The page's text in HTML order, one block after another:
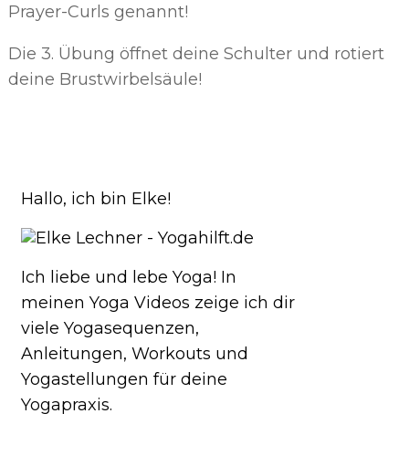
Prayer-Curls genannt!
Die 3. Übung öffnet deine Schulter und rotiert
deine Brustwirbelsäule!
Hallo, ich bin Elke!
Ich liebe und lebe Yoga! In
meinen Yoga Videos zeige ich dir
viele Yogasequenzen,
Anleitungen, Workouts und
Yogastellungen für deine
Yogapraxis.